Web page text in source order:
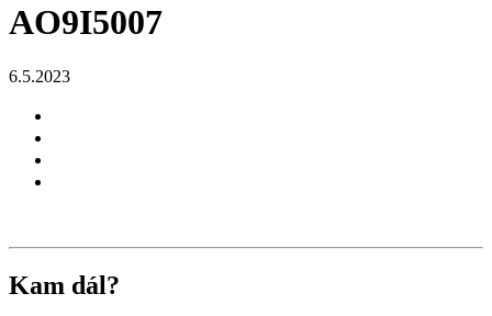
AO9I5007
6.5.2023
Kam dál?